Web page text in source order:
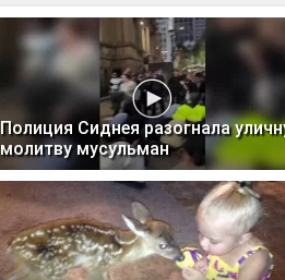
Полиция Сиднея разогнала
молитву мусульман